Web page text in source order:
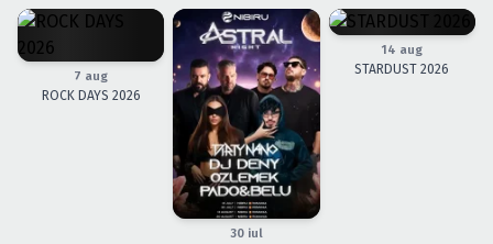
GALERII FOTO
BILETE
7 aug
ROCK DAYS 2026
30 iul
14 aug
STARDUST 2026